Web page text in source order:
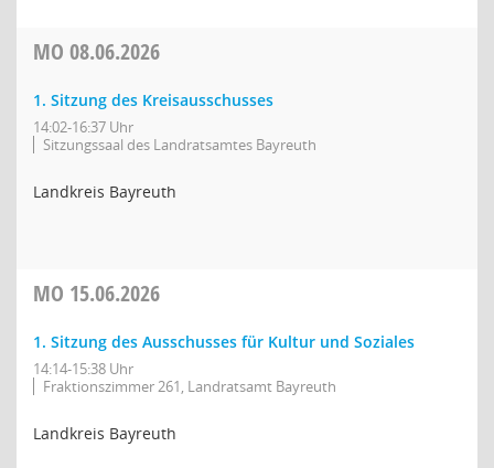
MO 08.06.2026
1. Sitzung des Kreisausschusses
14:02-16:37 Uhr
Sitzungssaal des Landratsamtes Bayreuth
Landkreis Bayreuth
MO 15.06.2026
1. Sitzung des Ausschusses für Kultur und Soziales
14:14-15:38 Uhr
Fraktionszimmer 261, Landratsamt Bayreuth
Landkreis Bayreuth